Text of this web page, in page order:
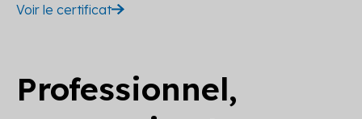
Voir le certificat
Professionnel,